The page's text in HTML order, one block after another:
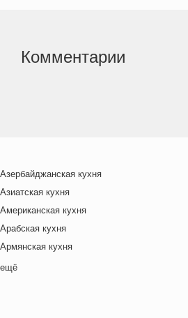
Комментарии
Азербайджанская кухня
Азиатская кухня
Американская кухня
Арабская кухня
Армянская кухня
Белорусская
ещё